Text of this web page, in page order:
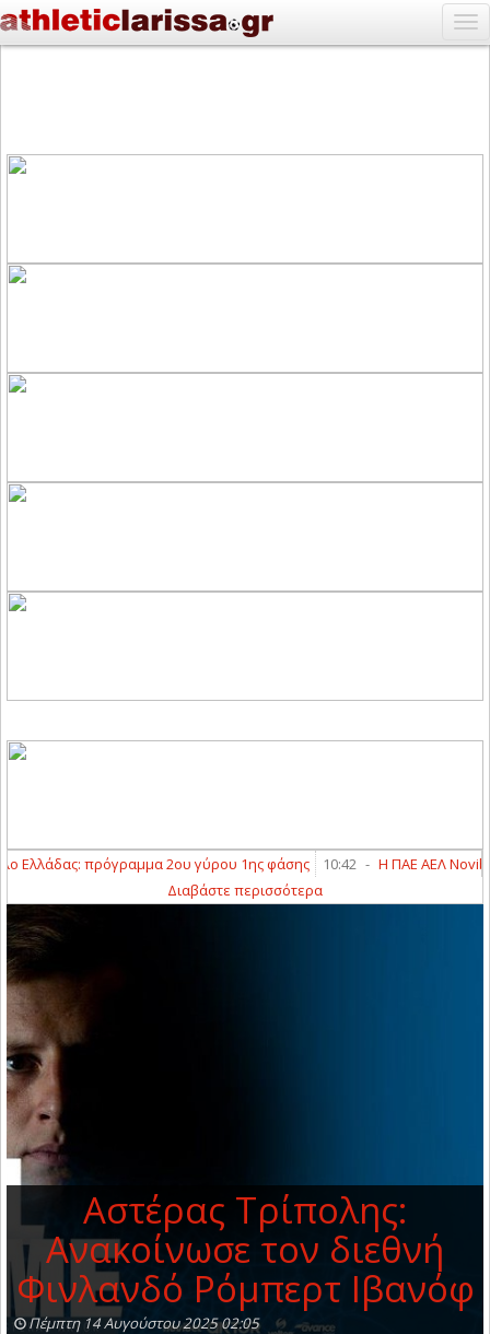
πρόγραμμα 2ου γύρου 1ης φάσης 10:42 -
Η ΠΑΕ ΑΕΛ Novibet
Διαβάστε περισσότερα
Αστέρας Τρίπολης:
Ανακοίνωσε τον διεθνή
Φινλανδό Ρόμπερτ Ιβανόφ
Πέμπτη 14 Αυγούστου 2025 02:05